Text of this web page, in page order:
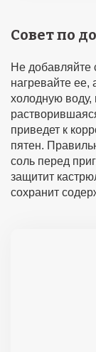
Совет по
Не добавляйте
нагревайте ее,
холодную воду,
приведет к
пятен.
соль перед
защитит
сохранит